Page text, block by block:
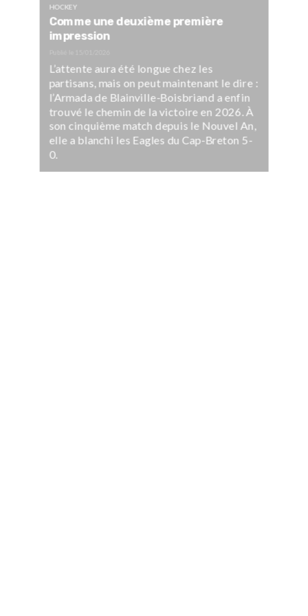
HOCKEY
Comme une deuxième première
impression
L’attente aura été longue chez les
partisans, mais on peut maintenant le dire :
l’Armada de Blainville-Boisbriand a enfin
trouvé le chemin de la victoire en 2026. À
son cinquième match depuis le Nouvel An,
elle a blanchi les Eagles du Cap-Breton 5-
0.